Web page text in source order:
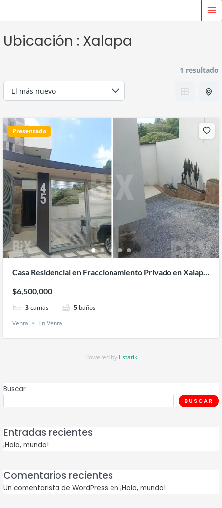
Ubicación : Xalapa
1 resultado
Presentado
Casa Residencial en Fraccionamiento Privado en Xalapa
$6,500,000
3camas 5 baños
Venta
En Venta
Powered by Estatik
Buscar
BUSCAR
Entradas recientes
¡Hola, mundo!
Comentarios recientes
Un comentarista de WordPress en¡Hola, mundo!